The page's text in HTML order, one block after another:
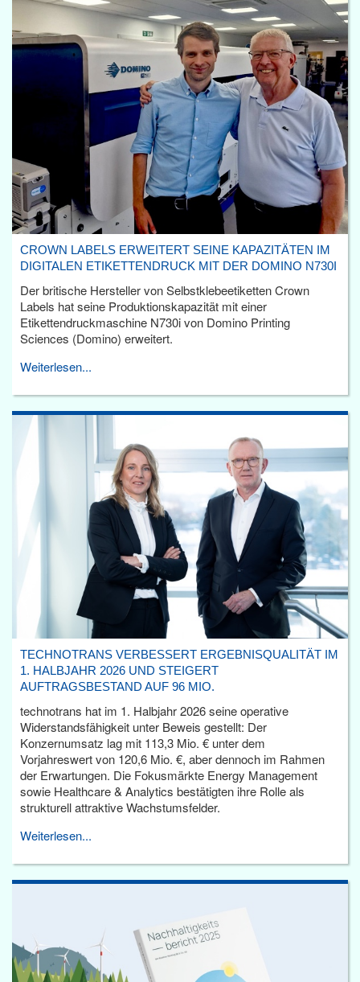
CROWN LABELS ERWEITERT SEINE KAPAZITÄTEN IM
DIGITALEN ETIKETTENDRUCK MIT DER DOMINO N730I
Der britische Hersteller von Selbstklebeetiketten Crown
Labels hat seine Produktionskapazität mit einer
Etikettendruckmaschine N730i von Domino Printing
Sciences (Domino) erweitert.
Weiterlesen...
TECHNOTRANS VERBESSERT ERGEBNISQUALITÄT IM
1. HALBJAHR 2026 UND STEIGERT
AUFTRAGSBESTAND AUF 96 MIO.
technotrans hat im 1. Halbjahr 2026 seine operative
Widerstandsfähigkeit unter Beweis gestellt: Der
Konzernumsatz lag mit 113,3 Mio. € unter dem
Vorjahreswert von 120,6 Mio. €, aber dennoch im Rahmen
der Erwartungen. Die Fokusmärkte Energy Management
sowie Healthcare & Analytics bestätigten ihre Rolle als
strukturell attraktive Wachstumsfelder.
Weiterlesen...